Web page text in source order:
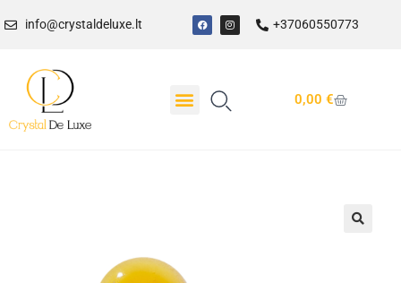
info@crystaldeluxe.lt +37060550773
0,00 €